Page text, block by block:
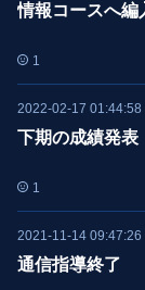
情報コースへ編
1
2022-02-17 01:44:58
下期の成績発表
1
2021-11-14 09:47:26
通信指導終了